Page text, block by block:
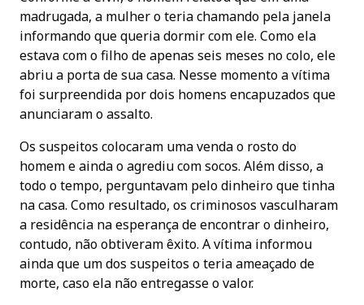
madrugada, a mulher o teria chamando pela janela
informando que queria dormir com ele. Como ela
estava com o filho de apenas seis meses no colo, ele
abriu a porta de sua casa. Nesse momento a vítima
foi surpreendida por dois homens encapuzados que
anunciaram o assalto.
Os suspeitos colocaram uma venda o rosto do
homem e ainda o agrediu com socos. Além disso, a
todo o tempo, perguntavam pelo dinheiro que tinha
na casa. Como resultado, os criminosos vasculharam
a residência na esperança de encontrar o dinheiro,
contudo, não obtiveram êxito. A vítima informou
ainda que um dos suspeitos o teria ameaçado de
morte, caso ela não entregasse o valor.